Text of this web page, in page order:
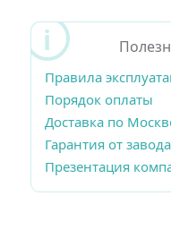
Правила
Порядок оплаты
Доставка по
Гарантия от завода
Презентация